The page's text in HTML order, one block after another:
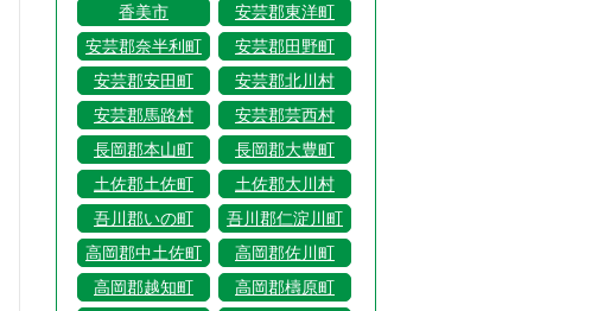
香美市
安芸郡東洋町
安芸郡奈半利町
安芸郡田野町
安芸郡安田町
安芸郡北川村
安芸郡馬路村
安芸郡芸西村
長岡郡本山町
長岡郡大豊町
土佐郡土佐町
土佐郡大川村
吾川郡いの町
吾川郡仁淀川町
高岡郡中土佐町
高岡郡佐川町
高岡郡越知町
高岡郡檮原町